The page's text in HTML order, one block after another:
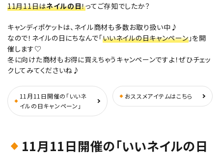
11月11日はネイルの日！ってご存知でしたか？
キャンディポケットは、ネイル商材も多数お取り扱い中♪
なので！ネイルの日にちなんで「いいネイルの日キャンペーン」を開
催します♡
冬に向けた商材もお得に買えちゃうキャンペーンですよ！ぜひチェッ
クしてみてくださいね♪
11月11日開催の「いいネ
イルの日キャンペーン」
おススメアイテムはこちら
11月11日開催の「いいネイルの日